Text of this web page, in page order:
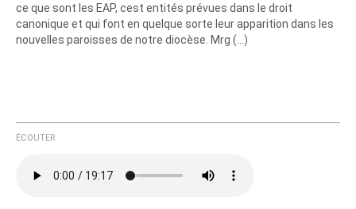
ce que sont les EAP, cest entités prévues dans le droit
canonique et qui font en quelque sorte leur apparition dans les
nouvelles paroisses de notre diocèse. Mrg (…)
ÉCOUTER